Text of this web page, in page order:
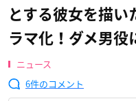
とする彼女を描い
ラマ化！ダメ男役
ニュース
6